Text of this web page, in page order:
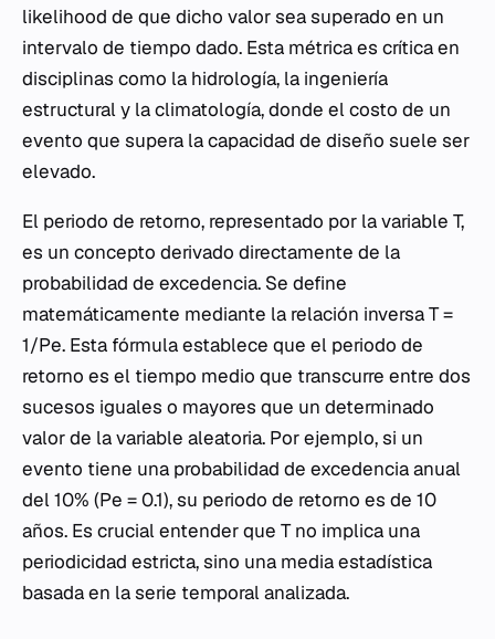
likelihood de que dicho valor sea superado en un
intervalo de tiempo dado. Esta métrica es crítica en
disciplinas como la hidrología, la ingeniería
estructural y la climatología, donde el costo de un
evento que supera la capacidad de diseño suele ser
elevado.
El periodo de retorno, representado por la variable T,
es un concepto derivado directamente de la
probabilidad de excedencia. Se define
matemáticamente mediante la relación inversa T =
1/Pe. Esta fórmula establece que el periodo de
retorno es el tiempo medio que transcurre entre dos
sucesos iguales o mayores que un determinado
valor de la variable aleatoria. Por ejemplo, si un
evento tiene una probabilidad de excedencia anual
del 10% (Pe = 0.1), su periodo de retorno es de 10
años. Es crucial entender que T no implica una
periodicidad estricta, sino una media estadística
basada en la serie temporal analizada.